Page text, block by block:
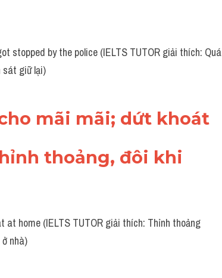
stopped by the police (IELTS TUTOR giải thích: Quá
sát giữ lại)
mãi mãi; dứt khoát
thoảng, đôi khi
home (IELTS TUTOR giải thích: Thỉnh thoảng
nhà)